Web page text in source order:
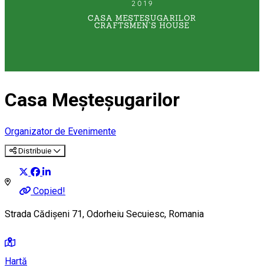
Casa Meşteşugarilor
Organizator de Evenimente
Distribuie
Copied!
Strada Cădișeni 71, Odorheiu Secuiesc, Romania
Hartă